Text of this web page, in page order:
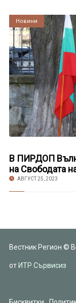
Култура
Новини
В ПИРДОП
на Свободата
АВГУСТ 25, 2023
Вестник Регион ©
от ИТР Сървисиз